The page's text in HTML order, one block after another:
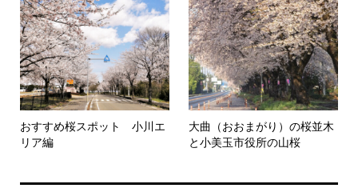
おすすめ桜スポット 小川エ
リア編
大曲（おおまがり）の桜並木
と小美玉市役所の山桜